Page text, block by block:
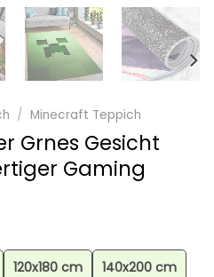
/ Minecraft Teppich
Grnes Gesicht
Gaming
120x180 cm 140x200 cm